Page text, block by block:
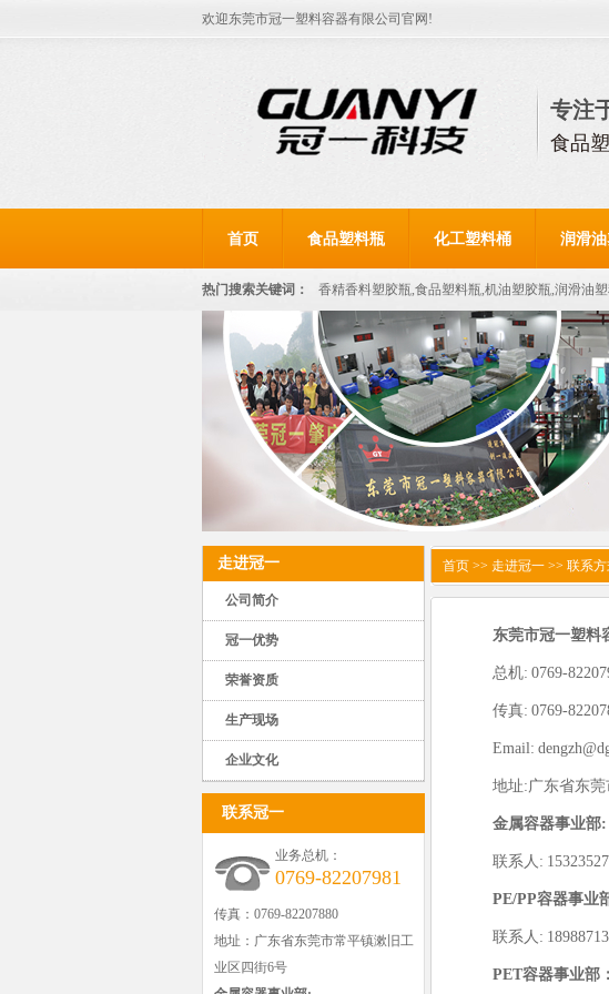
欢迎东莞市冠一塑料容器有限公司官网!
专注
食品
首页 食品塑料瓶 化工塑料桶 润滑
热门搜索关键词： 香精香料塑胶瓶,食品塑料瓶,机油塑胶瓶,润滑油
走进冠一
公司简介
冠一优势
荣誉资质
生产现场
企业文化
联系冠一
业务总机：
0769-82207981
传真：0769-82207880
地址：广东省东莞市常平镇漱旧工
业区四街6号
首页 >> 走进冠一 >> 联系
东莞市冠一塑
总机: 0769-
传真: 0769-
Email:
地址:广东省东
金属容器事业部:
联系人:
PE/PP容器事业
联系人:
PET容器事业部：